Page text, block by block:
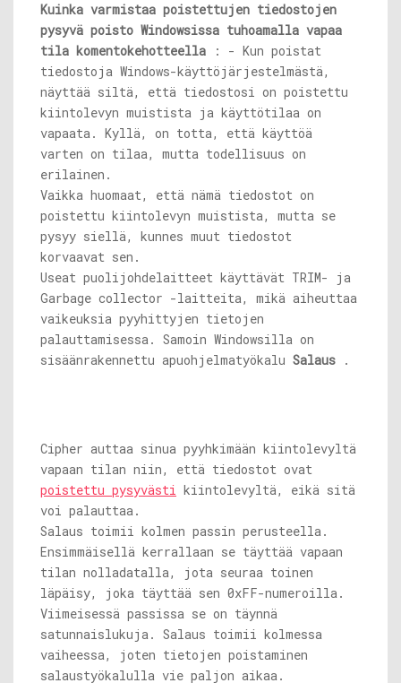
Kuinka varmistaa poistettujen tiedostojen
pysyvä poisto Windowsissa tuhoamalla vapaa
tila komentokehotteella : - Kun poistat
tiedostoja Windows-käyttöjärjestelmästä,
näyttää siltä, ​​että tiedostosi on poistettu
kiintolevyn muistista ja käyttötilaa on
vapaata. Kyllä, on totta, että käyttöä
varten on tilaa, mutta todellisuus on
erilainen.
Vaikka huomaat, että nämä tiedostot on
poistettu kiintolevyn muistista, mutta se
pysyy siellä, kunnes muut tiedostot
korvaavat sen.
Useat puolijohdelaitteet käyttävät TRIM- ja
Garbage collector -laitteita, mikä aiheuttaa
vaikeuksia pyyhittyjen tietojen
palauttamisessa. Samoin Windowsilla on
sisäänrakennettu apuohjelmatyökalu Salaus .
Cipher auttaa sinua pyyhkimään kiintolevyltä
vapaan tilan niin, että tiedostot ovat
poistettu pysyvästi kiintolevyltä, eikä sitä
voi palauttaa.
Salaus toimii kolmen passin perusteella.
Ensimmäisellä kerrallaan se täyttää vapaan
tilan nolladatalla, jota seuraa toinen
läpäisy, joka täyttää sen 0xFF-numeroilla.
Viimeisessä passissa se on täynnä
satunnaislukuja. Salaus toimii kolmessa
vaiheessa, joten tietojen poistaminen
salaustyökalulla vie paljon aikaa.